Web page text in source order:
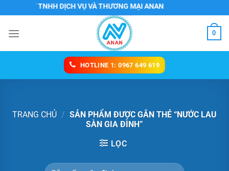
đến
nội
TY TNHH DỊCH VỤ VÀ THƯƠNG MẠI ANAN
0
HOTLINE 1: 0967 649 619
TRANG CHỦ / SẢN PHẨM ĐƯỢC GẮN THẺ “NƯỚC LAU
SÀN GIA ĐÌNH”
LỌC